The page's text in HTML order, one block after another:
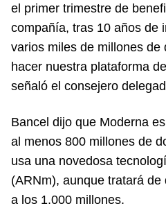
el primer trimestre de
compañía, tras 10 años de
varios miles de millones de
hacer nuestra plataforma
señaló el consejero
Bancel dijo que Moderna
al menos 800 millones de
usa una novedosa
(ARNm), aunque tratará
a los 1.000 millones.